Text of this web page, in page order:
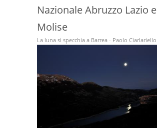
Nazionale Abruzzo Lazio e
Molise
La luna si specchia a Barrea - Paolo Ciarlariello